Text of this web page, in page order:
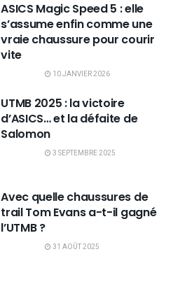
ASICS Magic Speed 5 : elle
s’assume enfin comme une
vraie chaussure pour courir
vite
10 JANVIER 2026
UTMB 2025 : la victoire
d’ASICS… et la défaite de
Salomon
3 SEPTEMBRE 2025
Avec quelle chaussures de
trail Tom Evans a-t-il gagné
l’UTMB ?
31 AOÛT 2025